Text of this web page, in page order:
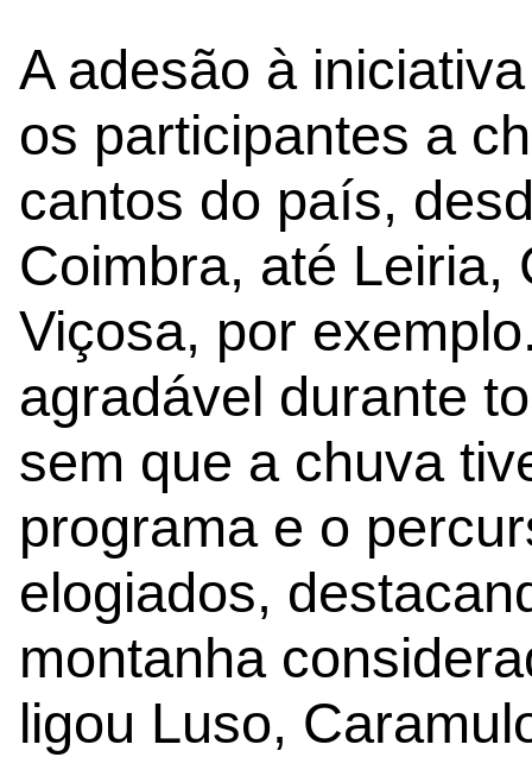
A adesão à
os participantes a
cantos do país,
Coimbra, até Leiria,
Viçosa, por
agradável durante
sem que a chuva
programa e o
elogiados,
montanha
ligou Luso,